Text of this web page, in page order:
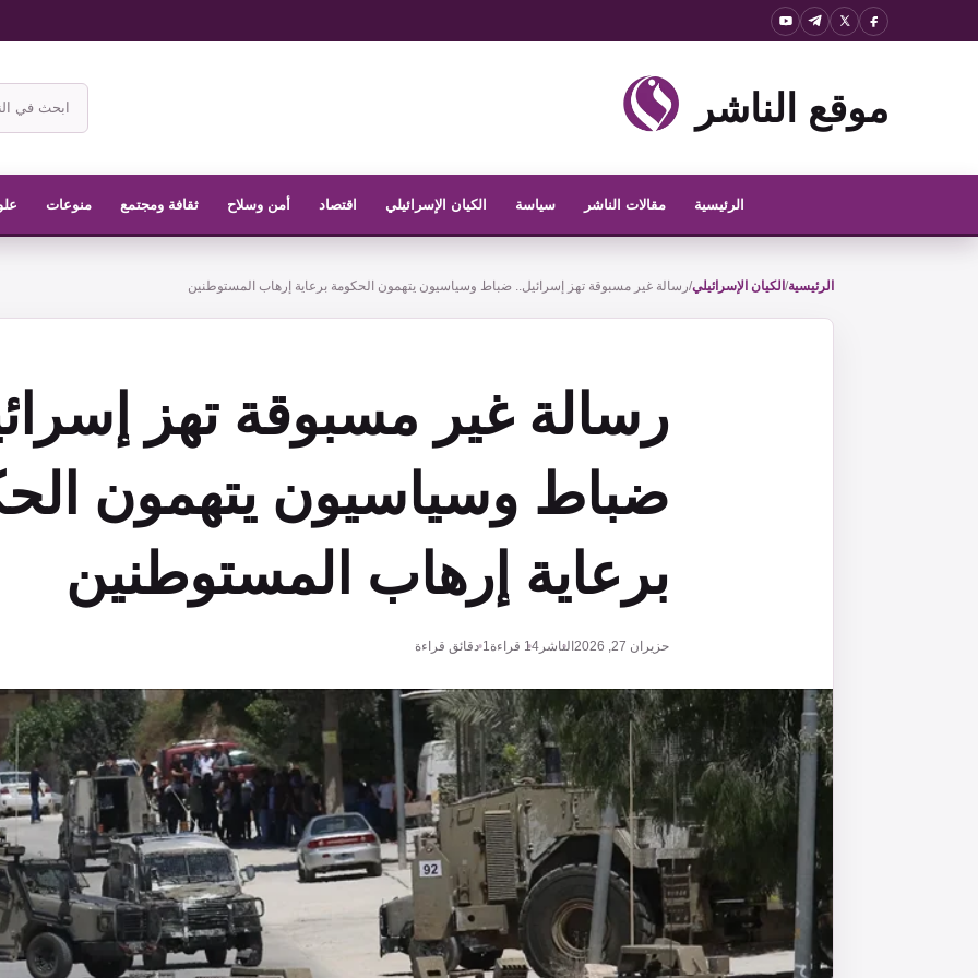
موقع الناشر
ابحث
في
الناشر
الرئيسية مقالات الناشر سياسة الكيان الإسرائيلي اقتصاد أمن وسلاح ثقافة ومجتمع منوعات
الرئيسية/ الكيان الإسرائيلي/رسالة غير مسبوقة تهز إسرائيل.. ضباط وسياسيون يتهمون الحكومة برعاية إرهاب المستوطنين
رسالة غير مسبوقة تهز
ضباط وسياسيون يتهمون
برعاية إرهاب المستوطنين
حزيران 27, 2026 الناشر 14 قراءة1 دقائق قراءة